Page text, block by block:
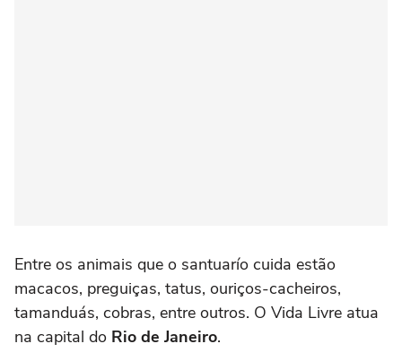
Entre os animais que o santuarío cuida estão
macacos, preguiças, tatus, ouriços-cacheiros,
tamanduás, cobras, entre outros. O Vida Livre atua
na capital do Rio de Janeiro.